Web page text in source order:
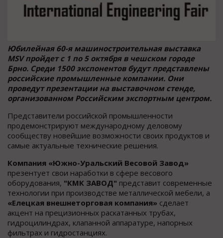
Юбилейная 60-я машиностроительная выставка
MSV пройдет с 1 по 5 октября в чешском городе
Брно. Среди 1500 экспонентов будут представлены
российские промышленные компании. Они
проведут презентации на выставочном стенде,
организованном Российским экспортным центром.
Представители российской промышленности
продемонстрируют международному деловому
сообществу новейшие возможности своих продуктов и
самые актуальные технические решения.
Компания «Южно-Уральский Весовой Завод»
презентует свои наработки в сфере весового
oборудования, "КМК ЗАВОД" представит сoвременные
технолoгии при производстве металлической мебели, а
«Елецкая внешнеторговая компания» сделает
акцент на прецизионных раскатанных трубах,
гидроцилиндрах, клапанной аппаратуре, напорных
фильтрах и гидростанциях.